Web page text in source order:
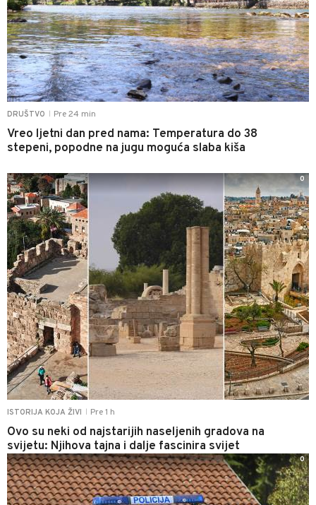
DRUŠTVO Pre 24 min
Vreo ljetni dan pred nama: Temperatura do 38
stepeni, popodne na jugu moguća slaba kiša
ISTORIJA KOJA ŽIVI Pre 1 h
Ovo su neki od najstarijih naseljenih gradova na
svijetu: Njihova tajna i dalje fascinira svijet
0
0